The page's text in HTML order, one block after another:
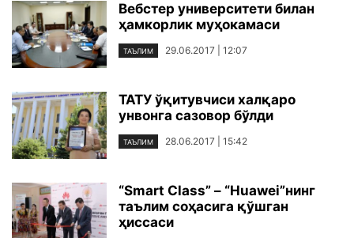
Вебстер университети билан
ҳамкорлик муҳокамаси
ТАЪЛИМ 29.06.2017 | 12:07
ТАТУ ўқитувчиси халқаро
унвонга сазовор бўлди
ТАЪЛИМ 28.06.2017 | 15:42
“Smart Class” – “Huawei”нинг
таълим соҳасига қўшган
ҳиссаси